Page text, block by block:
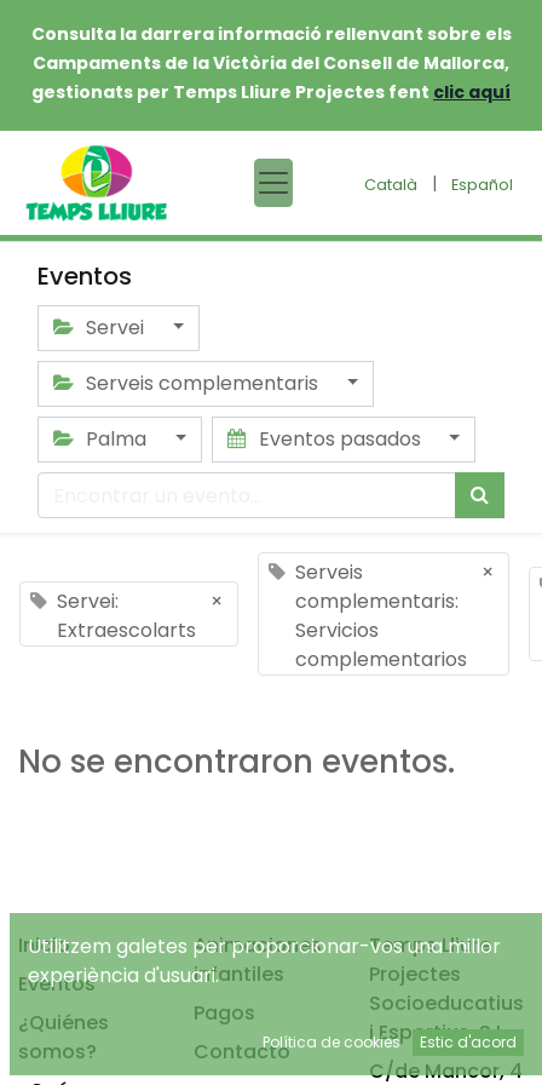
Consulta la darrera informació rellenvant sobre els
Campaments de la Victòria del Consell de Mallorca,
gestionats per Temps Lliure Projectes fent clic aquí
Català | Español
Eventos
Servei
Serveis complementaris
Palma
Eventos pasados
Servei:
Extraescolarts
×
Serveis
complementaris:
Servicios
complementarios
×
No se encontraron eventos.
Inicio
Eventos
¿Quiénes
somos?
Animaciones
infantiles
Pagos
Contacto
Temps Lliure
Projectes
Socioeducatius
i Esportius, S.L.
C/de Mancor, 4
Utilitzem galetes per proporcionar-vos una millor
experiència d'usuari.
Política de cookies Estic d'acord